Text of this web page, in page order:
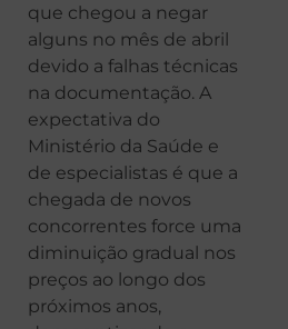
que chegou a negar
alguns no mês de abril
devido a falhas técnicas
na documentação. A
expectativa do
Ministério da Saúde e
de especialistas é que a
chegada de novos
concorrentes force uma
diminuição gradual nos
preços ao longo dos
próximos anos,